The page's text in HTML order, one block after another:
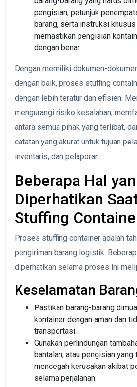
pengisian, petunjuk
barang, serta instruksi khusus
memastikan pengisian
dengan benar.
Dengan memiliki dokumen-
dengan baik, proses stuffing
dengan lebih teratur dan efisien.
mengurangi risiko kesalahan,
antara semua pihak yang terlibat,
catatan yang akurat untuk tujuan
inventaris, dan pelaporan.
Beberapa Hal
Diperhatikan
Stuffing
Proses stuffing container adalah
pengiriman barang logistik.
diperhatikan selama proses ini
Keselamatan
Pastikan barang-barang
kontainer dengan aman dan
transportasi.
Gunakan perlindungan
bantalan, atau pengisian yang
mencegah kerusakan akibat
selama perjalanan.